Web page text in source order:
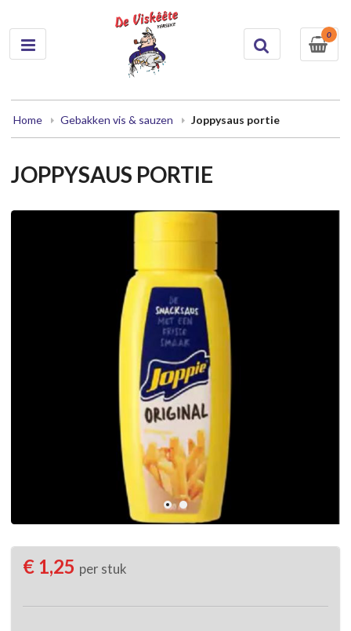
0
Home Gebakken vis & sauzen Joppysaus portie
JOPPYSAUS PORTIE
€ 1,25 per stuk